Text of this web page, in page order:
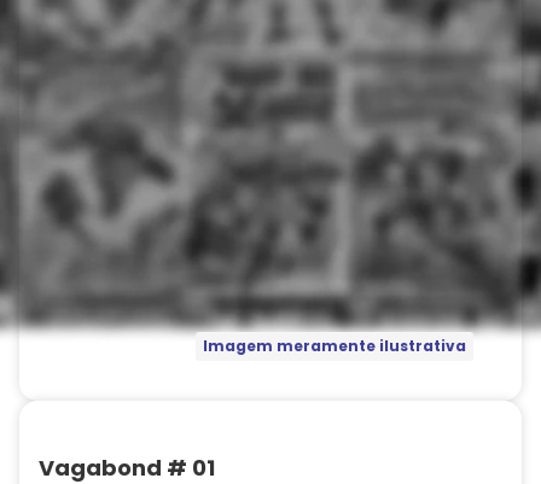
Imagem meramente ilustrativa
Vagabond # 01